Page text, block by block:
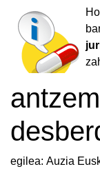
egilea: Auzia